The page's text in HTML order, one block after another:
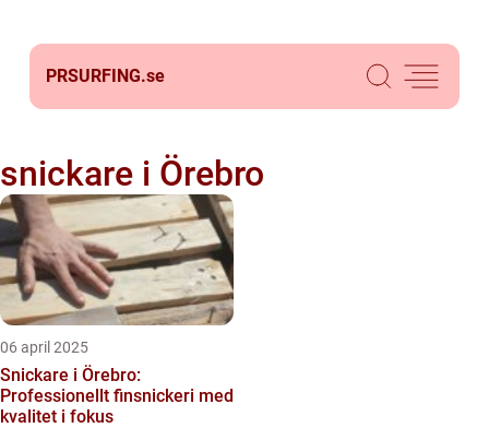
PRSURFING.se
snickare i Örebro
06 april 2025
Snickare i Örebro:
Professionellt finsnickeri med
kvalitet i fokus